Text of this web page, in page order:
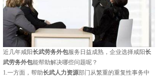
近几年咸阳长武劳务外包服务日益成熟，企业选择咸阳长
武劳务外包能帮助解决哪些问题呢？
1.一方面，帮助长武人力资源部门从繁重的重复性事务中